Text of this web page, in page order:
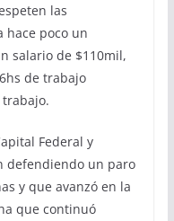
las
hace poco un
salario de $110mil,
de trabajo
Federal y
defendiendo un paro
y que avanzó en la
que continuó